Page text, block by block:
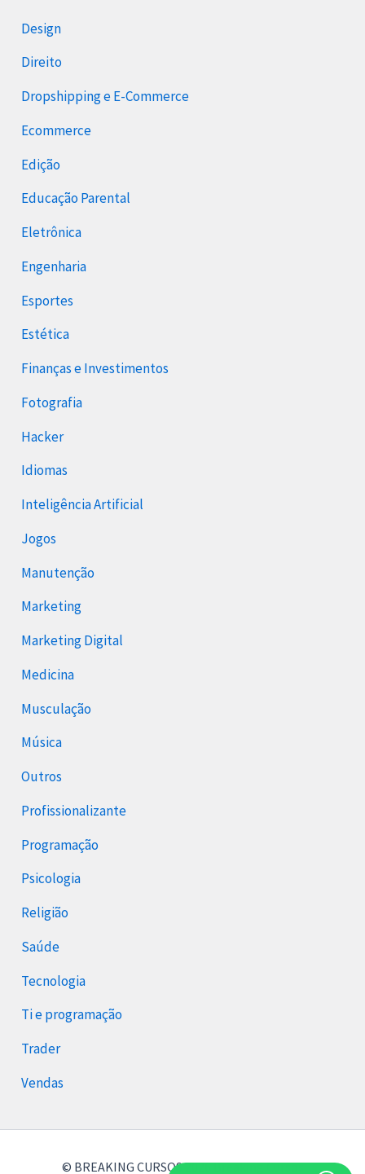
Design
Direito
Dropshipping e E-Commerce
Ecommerce
Edição
Educação Parental
Eletrônica
Engenharia
Esportes
Estética
Finanças e Investimentos
Fotografia
Hacker
Idiomas
Inteligência Artificial
Jogos
Manutenção
Marketing
Marketing Digital
Medicina
Musculação
Música
Outros
Profissionalizante
Programação
Psicologia
Religião
Saúde
Tecnologia
Ti e programação
Trader
Vendas
© BREAKING CURSOS 2026 Breaking Cursos